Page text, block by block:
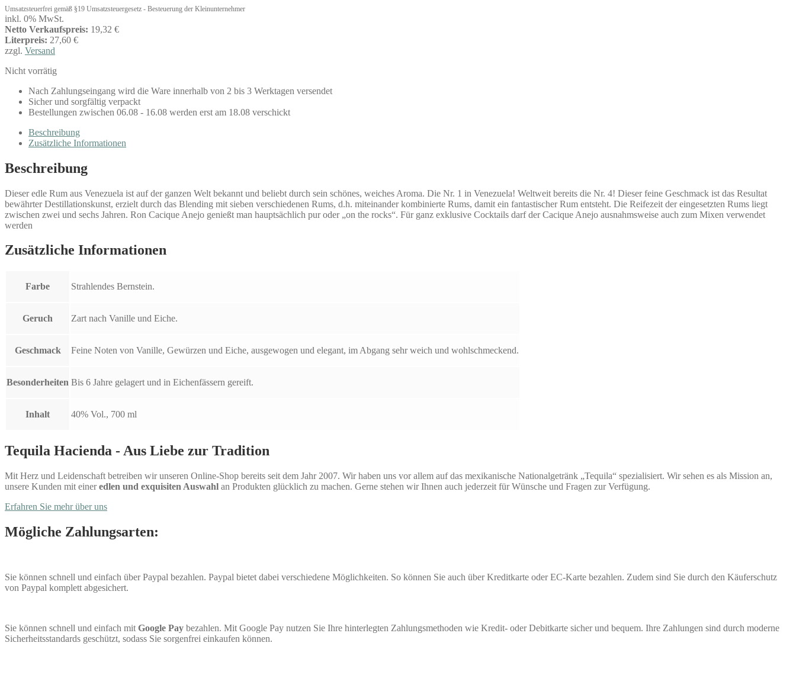
Umsatzsteuerfrei gemäß §19 Umsatzsteuergesetz - Besteuerung der Kleinunternehmer
inkl. 0% MwSt.
Netto Verkaufspreis: 19,32 €
Literpreis: 27,60 €
zzgl. Versand
Nicht vorrätig
Nach Zahlungseingang wird die Ware innerhalb von 2 bis 3 Werktagen versendet
Sicher und sorgfältig verpackt
Bestellungen zwischen 06.08 - 16.08 werden erst am 18.08 verschickt
Beschreibung
Zusätzliche Informationen
Beschreibung
Dieser edle Rum aus Venezuela ist auf der ganzen Welt bekannt und beliebt durch sein schönes, weiches Aroma. Die Nr. 1 in Venezuela! Weltweit bereits die Nr. 4! Dieser feine Geschmack ist das Resultat
bewährter Destillationskunst, erzielt durch das Blending mit sieben verschiedenen Rums, d.h. miteinander kombinierte Rums, damit ein fantastischer Rum entsteht. Die Reifezeit der eingesetzten Rums liegt
zwischen zwei und sechs Jahren. Ron Cacique Anejo genießt man hauptsächlich pur oder „on the rocks“. Für ganz exklusive Cocktails darf der Cacique Anejo ausnahmsweise auch zum Mixen verwendet
werden
Zusätzliche Informationen
Farbe Strahlendes Bernstein.
Geruch Zart nach Vanille und Eiche.
Geschmack Feine Noten von Vanille, Gewürzen und Eiche, ausgewogen und elegant, im Abgang sehr weich und wohlschmeckend.
Besonderheiten Bis 6 Jahre gelagert und in Eichenfässern gereift.
Inhalt 40% Vol., 700 ml
Tequila Hacienda - Aus Liebe zur Tradition
Mit Herz und Leidenschaft betreiben wir unseren Online-Shop bereits seit dem Jahr 2007. Wir haben uns vor allem auf das mexikanische Nationalgetränk „Tequila“ spezialisiert. Wir sehen es als Mission an,
unsere Kunden mit eineredlen und exquisiten Auswahl an Produkten glücklich zu machen. Gerne stehen wir Ihnen auch jederzeit für Wünsche und Fragen zur Verfügung.
Erfahren Sie mehr über uns
Mögliche Zahlungsarten:
Sie können schnell und einfach über Paypal bezahlen. Paypal bietet dabei verschiedene Möglichkeiten. So können Sie auch über Kreditkarte oder EC-Karte bezahlen. Zudem sind Sie durch den Käuferschutz
von Paypal komplett abgesichert.
Sie können schnell und einfach mit Google Pay bezahlen. Mit Google Pay nutzen Sie Ihre hinterlegten Zahlungsmethoden wie Kredit- oder Debitkarte sicher und bequem. Ihre Zahlungen sind durch moderne
Sicherheitsstandards geschützt, sodass Sie sorgenfrei einkaufen können.